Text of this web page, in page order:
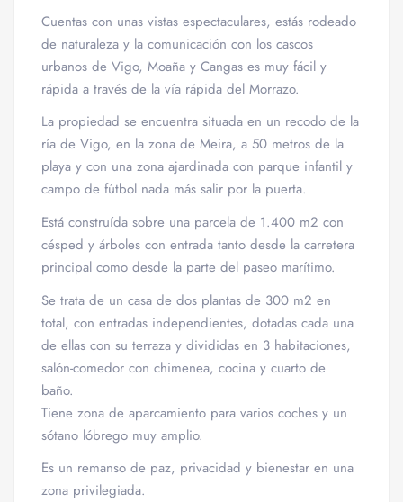
Cuentas con unas vistas espectaculares, estás rodeado
de naturaleza y la comunicación con los cascos
urbanos de Vigo, Moaña y Cangas es muy fácil y
rápida a través de la vía rápida del Morrazo.
La propiedad se encuentra situada en un recodo de la
ría de Vigo, en la zona de Meira, a 50 metros de la
playa y con una zona ajardinada con parque infantil y
campo de fútbol nada más salir por la puerta.
Está construída sobre una parcela de 1.400 m2 con
césped y árboles con entrada tanto desde la carretera
principal como desde la parte del paseo marítimo.
Se trata de un casa de dos plantas de 300 m2 en
total, con entradas independientes, dotadas cada una
de ellas con su terraza y divididas en 3 habitaciones,
salón-comedor con chimenea, cocina y cuarto de
baño.
Tiene zona de aparcamiento para varios coches y un
sótano lóbrego muy amplio.
Es un remanso de paz, privacidad y bienestar en una
zona privilegiada.